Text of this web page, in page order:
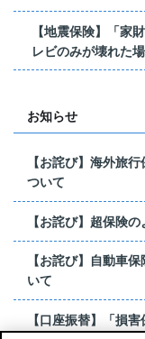
【地震保険】「家
レビのみが壊れた
お知らせ
【お詫び】海外旅
ついて
【お詫び】超保険
【お詫び】自動車
いて
【口座振替】「損